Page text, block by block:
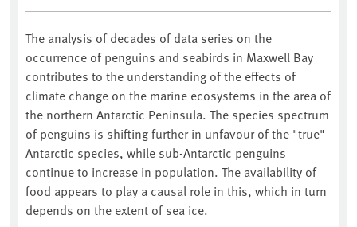
The analysis of decades of data series on the
occurrence of penguins and seabirds in Maxwell Bay
contributes to the understanding of the effects of
climate change on the marine ecosystems in the area of
the northern Antarctic Peninsula. The species spectrum
of penguins is shifting further in unfavour of the "true"
Antarctic species, while sub-Antarctic penguins
continue to increase in population. The availability of
food appears to play a causal role in this, which in turn
depends on the extent of sea ice.